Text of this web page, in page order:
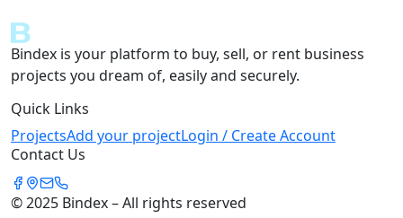
Bindex is your platform to buy, sell, or rent business
projects you dream of, easily and securely.
Quick Links
ProjectsAdd your projectLogin / Create Account
Contact Us
© 2025 Bindex – All rights reserved